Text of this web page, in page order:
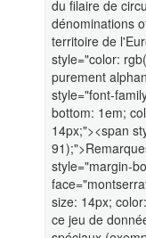
du filaire de
dénominations
territoire de
style="color:
purement
style="font-
bottom: 1em;
14px;"><span
style="margin-
size: 14px;
ce jeu de